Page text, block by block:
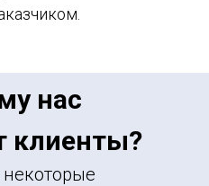
нас
клиенты?